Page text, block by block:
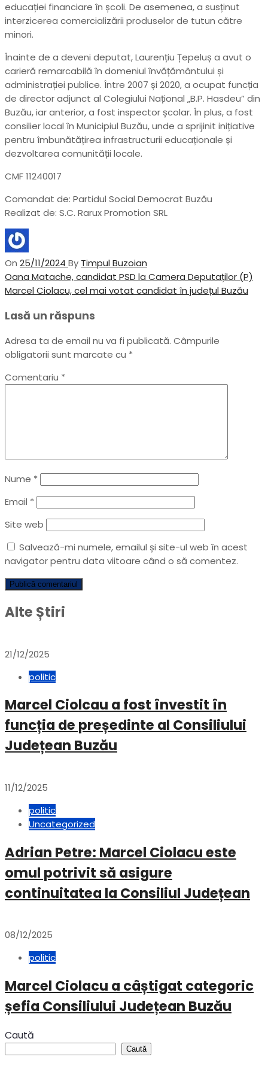
educației financiare în școli. De asemenea, a susținut
interzicerea comercializării produselor de tutun către
minori.
Înainte de a deveni deputat, Laurențiu Țepeluș a avut o
carieră remarcabilă în domeniul învățământului și
administrației publice. Între 2007 și 2020, a ocupat funcția
de director adjunct al Colegiului Național „B.P. Hasdeu” din
Buzău, iar anterior, a fost inspector școlar. În plus, a fost
consilier local în Municipiul Buzău, unde a sprijinit inițiative
pentru îmbunătățirea infrastructurii educaționale și
dezvoltarea comunității locale.
CMF 11240017
Comandat de: Partidul Social Democrat Buzău
Realizat de: S.C. Rarux Promotion SRL
On 25/11/2024 By Timpul Buzoian
Navigare
în
articole
Previous
Post
Oana Matache, candidat PSD la Camera Deputaților (P)
Next
Marcel Ciolacu, cel mai votat candidat în județul Buzău
Lasă un răspuns
Adresa ta de email nu va fi publicată. Câmpurile
obligatorii sunt marcate cu *
Comentariu *
Nume *
Email *
Site web
Salvează-mi numele, emailul și site-ul web în acest
navigator pentru data viitoare când o să comentez.
Alte Știri
21/12/2025
politic
Marcel Ciolcau a fost învestit în
funcția de președinte al Consiliului
Județean Buzău
11/12/2025
politic
Uncategorized
Adrian Petre: Marcel Ciolacu este
omul potrivit să asigure
continuitatea la Consiliul Județean
08/12/2025
politic
Marcel Ciolacu a câștigat categoric
șefia Consiliului Județean Buzău
Caută
Caută